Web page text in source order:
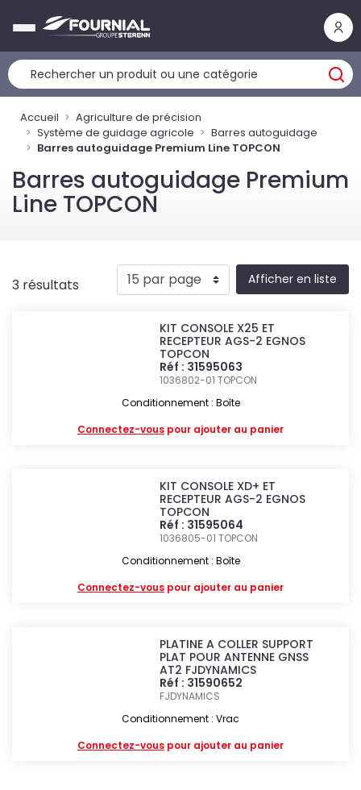
Accueil
Agriculture de précision
Système de guidage agricole
Barres autoguidage
Barres autoguidage Premium Line TOPCON
Barres autoguidage Premium
Line TOPCON
3 résultats Afficher en liste
KIT CONSOLE X25 ET
RECEPTEUR AGS-2 EGNOS
TOPCON
Réf : 31595063
1036802-01TOPCON
Conditionnement : Boîte
Connectez-vous pour ajouter au panier
KIT CONSOLE XD+ ET
RECEPTEUR AGS-2 EGNOS
TOPCON
Réf : 31595064
1036805-01TOPCON
Conditionnement : Boîte
Connectez-vous pour ajouter au panier
PLATINE A COLLER SUPPORT
PLAT POUR ANTENNE GNSS
AT2 FJDYNAMICS
Réf : 31590652
FJDYNAMICS
Conditionnement : Vrac
Connectez-vous pour ajouter au panier